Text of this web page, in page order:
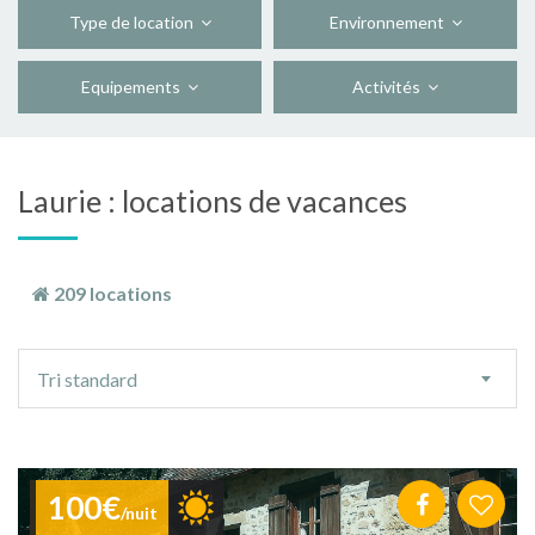
Type de location Environnement
Equipements Activités
Laurie : locations de vacances
209 locations
tri
Tri standard
100€/nuit